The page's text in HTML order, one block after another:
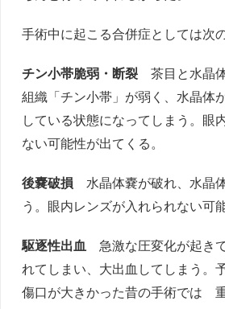
手術中に起こる合併症としては次
チン小帯脆弱・断裂 茶目と水晶
組織「チン小帯」が弱く、水晶体
している状態になってしまう。眼
ない可能性が出てくる。
後嚢破損 水晶体嚢が破れ、水晶
う。眼内レンズが入れられない可
駆逐性出血 急激な圧変化が起き
れてしまい、大出血してしまう。
傷口が大きかった昔の手術では